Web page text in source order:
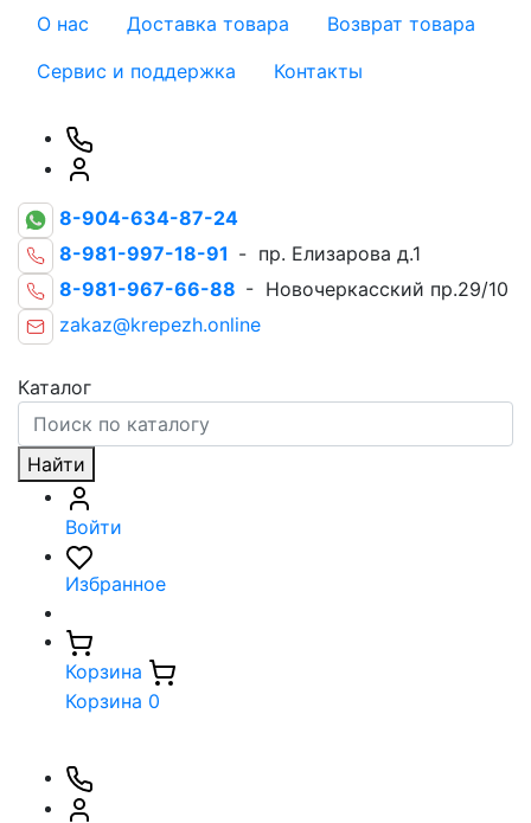
О нас Доставка товара
Возврат товара
Сервис и поддержка
Контакты
8-904-634-87-24
8-981-997-18-91 - пр. Елизарова д.1
8-981-967-66-88 - Новочеркасский пр.29/10
zakaz@krepezh.online
Каталог
Найти
Войти
Избранное
Корзина
Корзина 0